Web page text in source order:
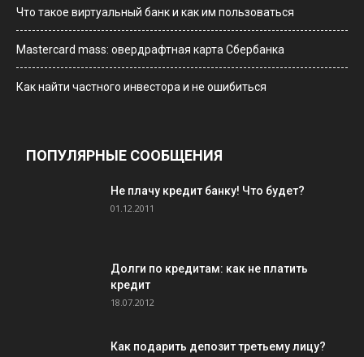
Что такое виртуальный банк и как им пользоваться
Мastercard mass: овердрафтная карта Сбербанка
Как найти частного инвестора и не ошибиться
ПОПУЛЯРНЫЕ СООБЩЕНИЯ
Не плачу кредит банку! Что будет?
01.12.2011
Долги по кредитам: как не платить
кредит
18.07.2012
Как подарить депозит третьему лицу?